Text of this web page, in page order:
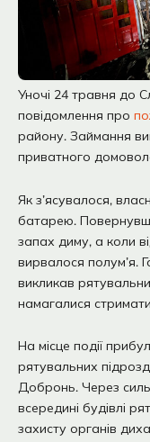
Уночі 24 травня до
повідомлення про
району. Займання
приватного
Як з’ясувалося,
батарею.
запах диму, а коли
вирвалося полум’я.
викликав
намагалися
На місце події
рятувальних
Добронь. Через
всередині будівлі
захисту органів